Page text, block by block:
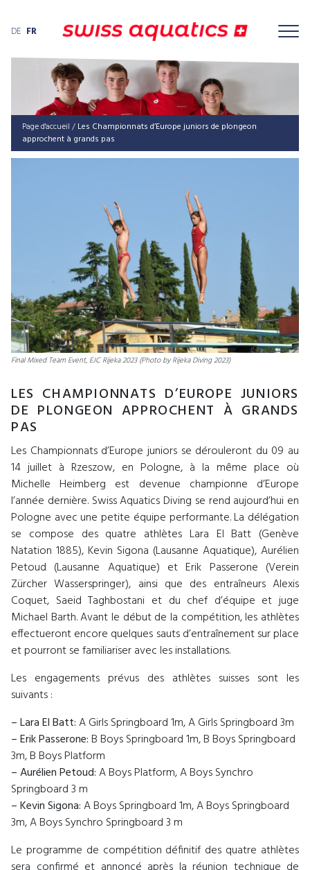
DE FR
Page d'accueil / Les Championnats d’Europe juniors de plongeon
approchent à grands pas
Final Mixed Team Event, EJC Rijeka 2023 (Photo by Rijeka Diving 2023)
LES CHAMPIONNATS D’EUROPE JUNIORS
DE PLONGEON APPROCHENT À GRANDS
PAS
Les Championnats d’Europe juniors se dérouleront du 09 au
14 juillet à Rzeszow, en Pologne, à la même place où
Michelle Heimberg est devenue championne d’Europe
l’année dernière. Swiss Aquatics Diving se rend aujourd’hui en
Pologne avec une petite équipe performante. La délégation
se compose des quatre athlètes Lara El Batt (Genève
Natation 1885), Kevin Sigona (Lausanne Aquatique), Aurélien
Petoud (Lausanne Aquatique) et Erik Passerone (Verein
Zürcher Wasserspringer), ainsi que des entraîneurs Alexis
Coquet, Saeid Taghbostani et du chef d’équipe et juge
Michael Barth. Avant le début de la compétition, les athlètes
effectueront encore quelques sauts d’entraînement sur place
et pourront se familiariser avec les installations.
Les engagements prévus des athlètes suisses sont les
suivants :
– Lara El Batt:A Girls Springboard 1m, A Girls Springboard 3m
– Erik Passerone:B Boys Springboard 1m, B Boys Springboard
3m, B Boys Platform
– Aurélien Petoud:A Boys Platform, A Boys Synchro
Springboard 3 m
– Kevin Sigona:A Boys Springboard 1m, A Boys Springboard
3m, A Boys Synchro Springboard 3 m
Le programme de compétition définitif des quatre athlètes